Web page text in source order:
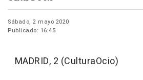
Sábado, 2 mayo 2020
Publicado: 16:45
MADRID, 2 (CulturaOcio)